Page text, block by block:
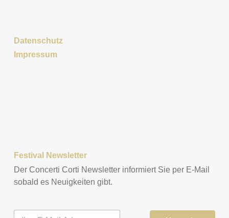
Datenschutz
Impressum
Festival Newsletter
Der Concerti Corti Newsletter informiert Sie per E-Mail
sobald es Neuigkeiten gibt.